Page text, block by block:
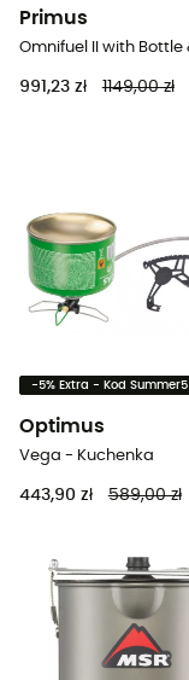
Primus
991,23 zł 1149,00 zł
-5% Extra - Kod Summer5
Optimus
Vega - Kuchenka
443,90 zł 589,00 zł